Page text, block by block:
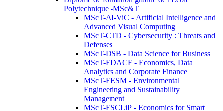
Polytechnique -MSc&T
MScT-AI-ViC - Artificial Intelligence and
Advanced Visual Computing
MScT-CTD - Cybersecurity : Threats and
Defenses
MScT-DSB - Data Science for Business
MScT-EDACF - Economics, Data
Analytics and Corporate Finance
MScT-EESM - Environmental
Engineering and Sustainability
Management
MScT-ESCLiP - Economics for Smart